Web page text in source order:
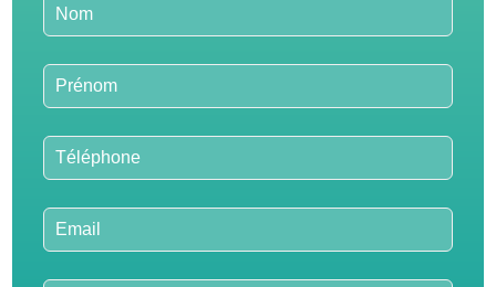
this
blank